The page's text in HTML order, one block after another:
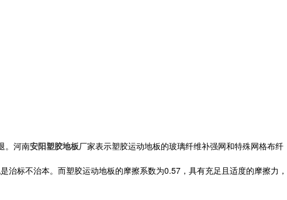
。河南安阳塑胶地板厂家表示塑胶运动地板的玻璃纤维补强网和特殊网格布纤
标不治本。而塑胶运动地板的摩擦系数为0.57，具有充足且适度的摩擦力，